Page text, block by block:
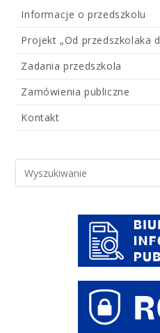
Informacje o przedszkolu
Projekt „Od przedszkolaka
Zadania przedszkola
Zamówienia publiczne
Kontakt